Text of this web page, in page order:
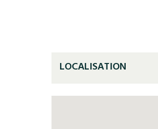
LOCALISATION